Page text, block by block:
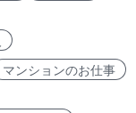
マンションのお仕事